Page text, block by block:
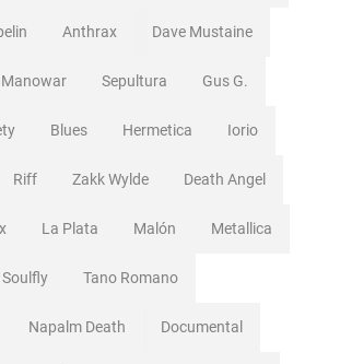
Anthrax Dave Mustaine
Manowar Sepultura Gus G.
Blues Hermetica Iorio
Riff Zakk Wylde Death Angel
La Plata Malón Metallica
Soulfly Tano Romano
Napalm Death Documental